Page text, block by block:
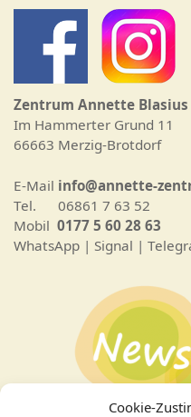
Cookie-
Zentrum Annette Blasius
Im Hammerter Grund 11
66663 Merzig-Brotdorf
E-Mail info@annette-
Tel. 06861 7 63 52
Mobil 0177 5 60 28 63
WhatsApp | Signal |